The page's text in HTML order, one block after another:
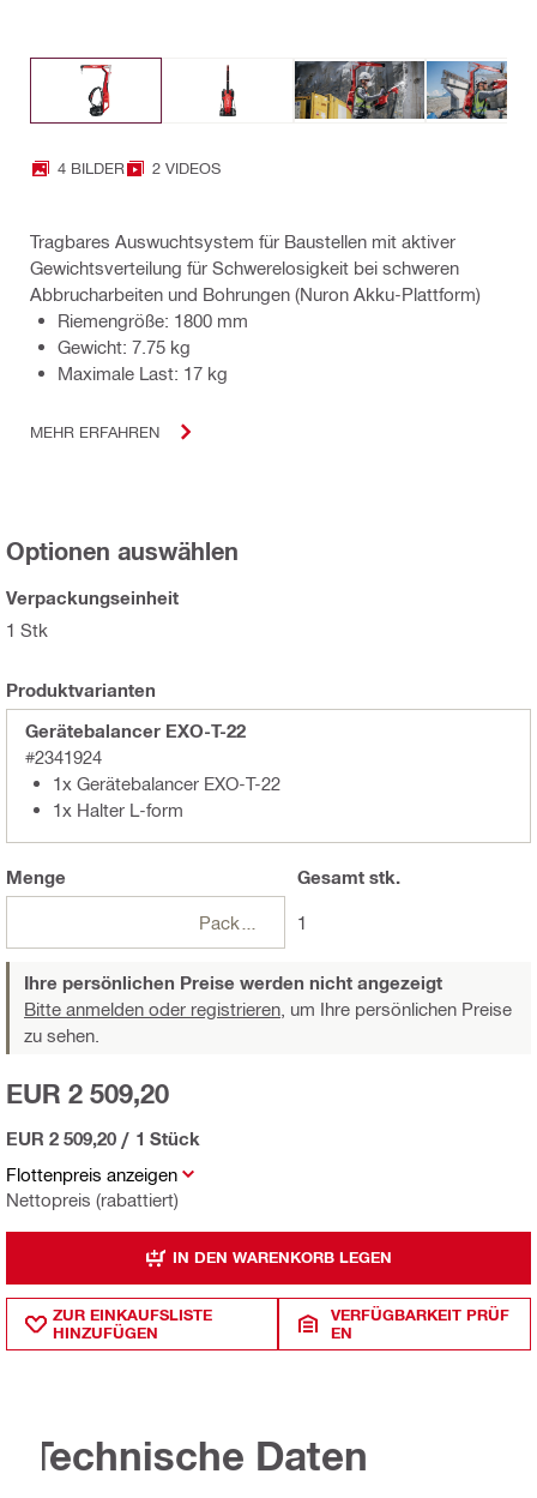
4 BILDER 2 VIDEOS
Tragbares Auswuchtsystem für Baustellen mit aktiver
Gewichtsverteilung für Schwerelosigkeit bei schweren
Abbrucharbeiten und Bohrungen (Nuron Akku-Plattform)
Riemengröße: 1800 mm
Gewicht: 7.75 kg
Maximale Last: 17 kg
MEHR ERFAHREN
Optionen auswählen
Verpackungseinheit
1 Stk
Produktvarianten
Gerätebalancer EXO-T-22
#2341924
1x Gerätebalancer EXO-T-22
1x Halter L-form
Menge
Packungen
Gesamtstk.
1
Ihre persönlichen Preise werden nicht angezeigt
Bitte anmelden oder registrieren, um Ihre persönlichen Preise
zu sehen.
Flottenpreis anzeigen
Nettopreis (rabattiert)
EUR 2 509,20
EUR 2 509,20 / 1 Stück
IN DEN WARENKORB LEGEN
ZUR EINKAUFSLISTE
HINZUFÜGEN
VERFÜGBARKEIT PRÜF
EN
Technische Daten